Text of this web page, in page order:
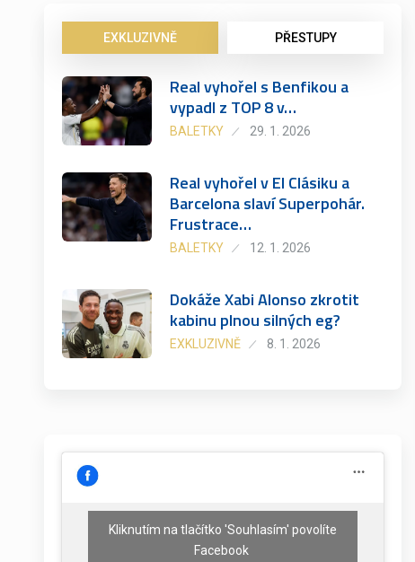
EXKLUZIVNĚ PŘESTUPY
Real vyhořel s Benfikou a
vypadl z TOP 8 v…
BALETKY 29. 1. 2026
Real vyhořel v El Clásiku a
Barcelona slaví Superpohár.
Frustrace…
BALETKY 12. 1. 2026
Dokáže Xabi Alonso zkrotit
kabinu plnou silných eg?
EXKLUZIVNĚ 8. 1. 2026
Kliknutím na tlačítko 'Souhlasím' povolíte
Facebook